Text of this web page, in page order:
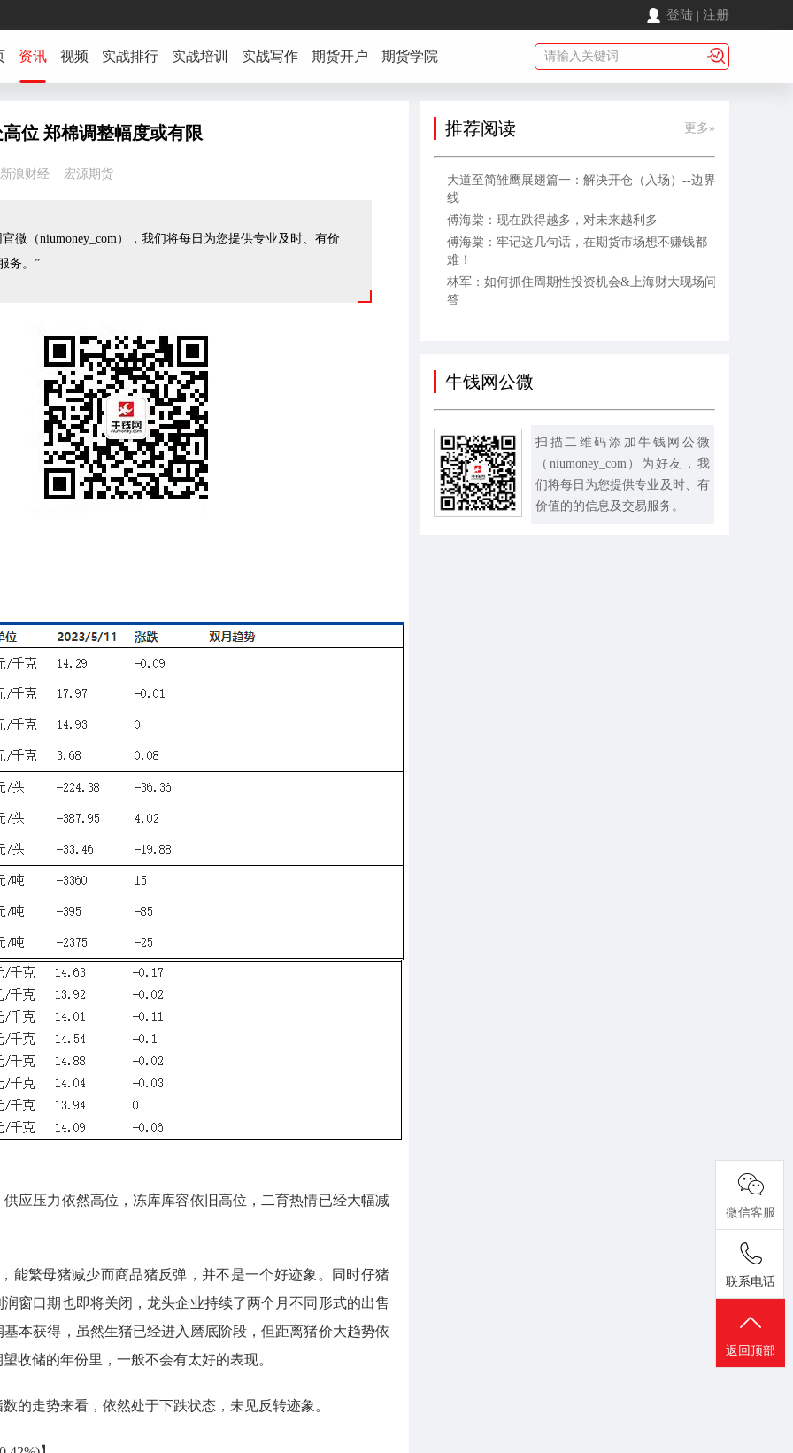
登陆 | 注册
资讯 视频 实战排行 实战培训 实战写作 期货开户 期货学院
位 郑棉调整幅度或有限
新浪财经 宏源期货
微（niumoney_com），我们将每日为您提供专业及时、有价
务。”
应压力依然高位，冻库库容依旧高位，二育热情已经大幅减
能繁母猪减少而商品猪反弹，并不是一个好迹象。同时仔猪
窗口期也即将关闭，龙头企业持续了两个月不同形式的出售
本获得，虽然生猪已经进入磨底阶段，但距离猪价大趋势依
收储的年份里，一般不会有太好的表现。
的走势来看，依然处于下跌状态，未见反转迹象。
推荐阅读 更多»
大道至简雏鹰展翅篇一：解决开仓（入场）--边界
线
傅海棠：现在跌得越多，对未来越利多
傅海棠：牢记这几句话，在期货市场想不赚钱都
难！
林军：如何抓住周期性投资机会&上海财大现场问
答
牛钱网公微
扫描二维码添加牛钱网公微
（niumoney_com）为好友，我
们将每日为您提供专业及时、有
价值的的信息及交易服务。
微信客服
联系电话
返回顶部